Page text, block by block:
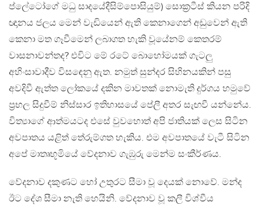
ප්ලේටෝගේ මධු සාදයේදීසිම්පොසියුම්) සොක්‍රටීස් කියන පරිදි
ඥානය ජලය මෙන් වැඩියෙන් ඇති කෙනාගෙන් අඩුවෙන් ඇති
කෙනා මත ගෑවීමෙන් ලබාගත හැකි වූයේනම් කෙතරම්
වාසනාවන්තද? එවිට මේ රටේ බොහෝමයක් ගැටලු
අහිංසාවාදීව විසඳෙනු ඇත. නමුත් සුන්දර සිහිනයකින් පසු
අවදිවී ඇත්ත ලෝකයේ දකින මාවතක් නොමැති දුර්ගය හමුවේ
ප්‍රභල සිදුවීම් නිස්සාර ඉතිහාසයේ පේලී අතර සැඟවී යන්නේය.
විත්‍යාගේ ආත්මයටද එසේ වුවහොත් අපි ජාතියක් ලෙස සිටින
අවපාතය යළිත් තේරුම්ගත හැකිය. එම අවපාතයේ වැටී සිටින
අපේ මාතෘභූමියේ වේදනාව ගැඹුරු මෙන්ම සංකීර්ණය.
වේදනාව දකුණට හෝ උතුරට සීමා වූ දෙයක් නොවේ. මන්ද
ඊට දේශ සීමා නැති හෙයිනි. වේදනාව වූ කලී විශ්වීය